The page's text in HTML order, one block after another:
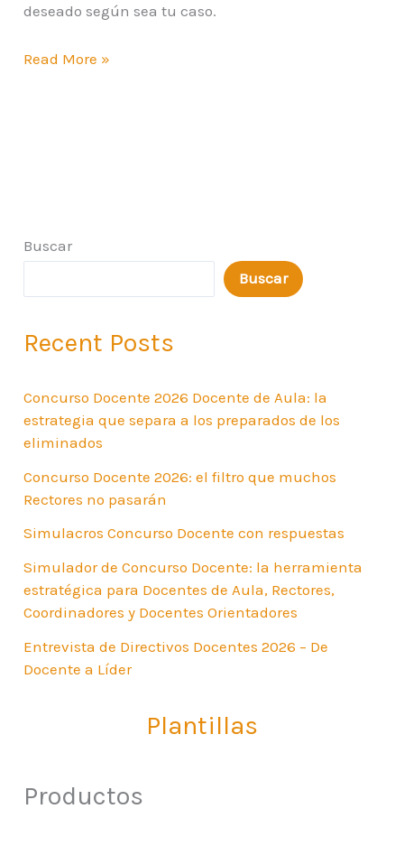
deseado según sea tu caso.
Read More »
Buscar
Buscar
Recent Posts
Concurso Docente 2026 Docente de Aula: la
estrategia que separa a los preparados de los
eliminados
Concurso Docente 2026: el filtro que muchos
Rectores no pasarán
Simulacros Concurso Docente con respuestas
Simulador de Concurso Docente: la herramienta
estratégica para Docentes de Aula, Rectores,
Coordinadores y Docentes Orientadores
Entrevista de Directivos Docentes 2026 – De
Docente a Líder
Plantillas
Productos